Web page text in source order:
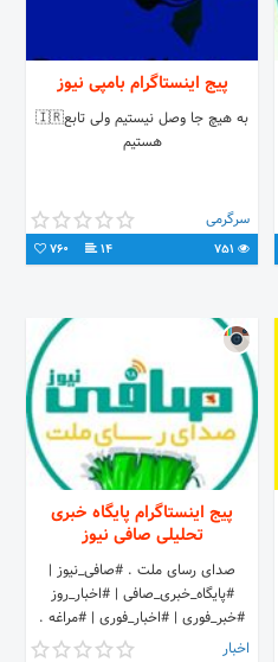
پیج اینستاگرام بامپی نیوز
به هیچ جا وصل نیستیم ولی تابع🇮🇷
هستیم
سرگرمی
14
760
پیج اینستاگرام پایگاه خبری
تحلیلی صافی نیوز
صدای رسای ملت . #صافی_نیوز |
#پایگاه_خبری_صافی | #اخبار_روز
#خبر_فوری | #اخبار_فوری | #مراغه .
اخبار